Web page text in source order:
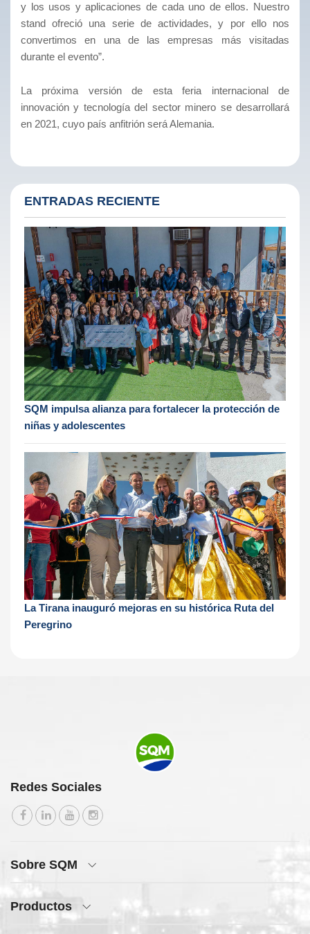
y los usos y aplicaciones de cada uno de ellos. Nuestro
stand ofreció una serie de actividades, y por ello nos
convertimos en una de las empresas más visitadas
durante el evento”.
La próxima versión de esta feria internacional de
innovación y tecnología del sector minero se desarrollará
en 2021, cuyo país anfitrión será Alemania.
ENTRADAS RECIENTE
SQM impulsa alianza para fortalecer la protección de
niñas y adolescentes
La Tirana inauguró mejoras en su histórica Ruta del
Peregrino
Redes Sociales
Sobre SQM
Productos